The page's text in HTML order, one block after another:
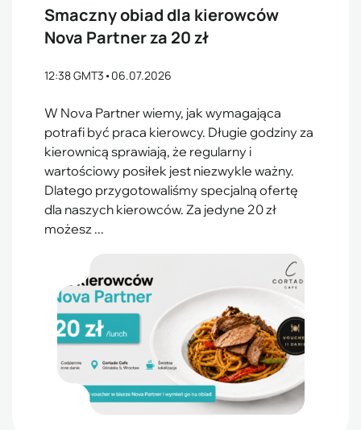
Smaczny obiad dla kierowców
Nova Partner za 20 zł
12:38 GMT3 •06.07.2026
W Nova Partner wiemy, jak wymagająca
potrafi być praca kierowcy. Długie godziny za
kierownicą sprawiają, że regularny i
wartościowy posiłek jest niezwykle ważny.
Dlatego przygotowaliśmy specjalną ofertę
dla naszych kierowców. Za jedyne 20 zł
możesz ...